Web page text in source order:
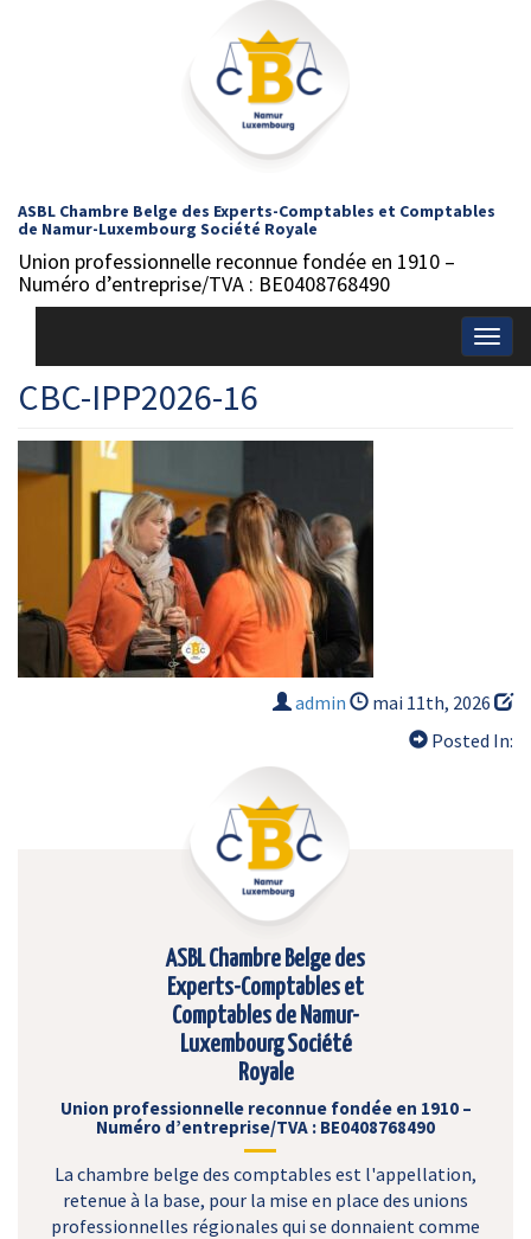
ASBL Chambre Belge des Experts-Comptables et Comptables
de Namur-Luxembourg Société Royale
Union professionnelle reconnue fondée en 1910 –
Numéro d’entreprise/TVA : BE0408768490
CBC-IPP2026-16
admin
mai 11th, 2026
Posted In:
ASBL Chambre Belge des
Experts-Comptables et
Comptables de Namur-
Luxembourg Société
Royale
Union professionnelle reconnue fondée en 1910 –
Numéro d’entreprise/TVA : BE0408768490
La chambre belge des comptables est l'appellation,
retenue à la base, pour la mise en place des unions
professionnelles régionales qui se donnaient comme